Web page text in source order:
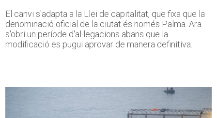
El canvi s'adapta a la Llei de capitalitat, que fixa que la
denominació oficial de la ciutat és només Palma. Ara
s'obri un període d'al·legacions abans que la
modificació es pugui aprovar de manera definitiva.